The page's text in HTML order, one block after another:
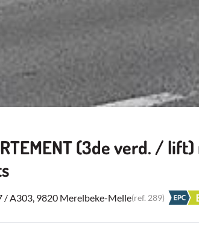
(3de verd. /
/ A303, 9820 Merelbeke-Melle(ref. 289)